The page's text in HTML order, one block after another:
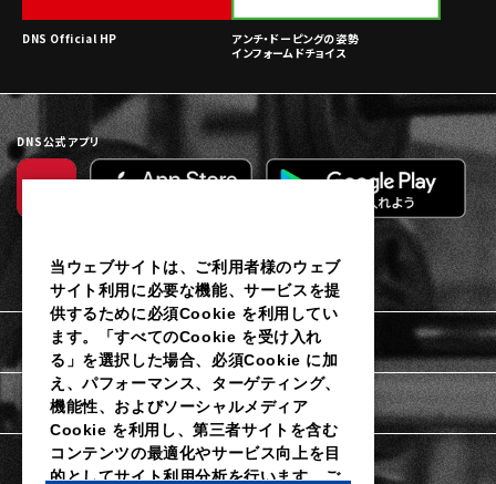
DNS Official HP
アンチ・ドーピングの姿勢
インフォームドチョイス
DNS公式アプリ
利用規約
個人情報保護に関するご通知
Cookieポリシー
当ウェブサイトは、ご利用者様のウェブ
サイト利用に必要な機能、サービスを提
供するために必須Cookie を利用してい
ます。「すべてのCookie を受け入れ
る」を選択した場合、必須Cookie に加
え、パフォーマンス、ターゲティング、
機能性、およびソーシャルメディア
Cookie を利用し、第三者サイトを含む
コンテンツの最適化やサービス向上を目
的としてサイト利用分析を行います。ご